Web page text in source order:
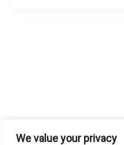
We value your privacy